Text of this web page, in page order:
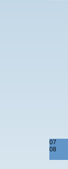
07
08